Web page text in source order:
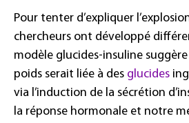
Pour tenter d’expliquer
chercheurs ont développé
modèle glucides-insuline
poids serait liée à des glucides
via l’induction de la sécrétion
la réponse hormonale et notre